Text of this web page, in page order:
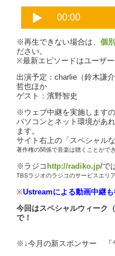
※再生できない場合は、 個
ださい。
※最新エピソードはユーザ
出演予定：charlie（鈴木謙
哲也ほか
ゲスト：濱野智史
※ウェブ中継を実施します
パソコンとネット環境があ
ます。
サイト右上の「スペシャル
著作権の関係で音楽は聴くことがで
※ラジコ http://radiko.jp/で
TBSラジオのラジコのサービスエリ
※Ustreamによる動画中継
今回はスペシャルウィーク
で！
※↓今月の新スポンサー 『